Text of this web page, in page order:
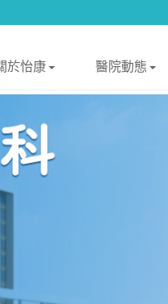
於怡康 醫院動態